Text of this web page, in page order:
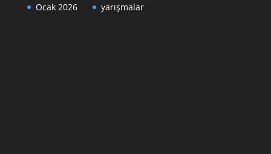
Ocak 2026
yarışmalar